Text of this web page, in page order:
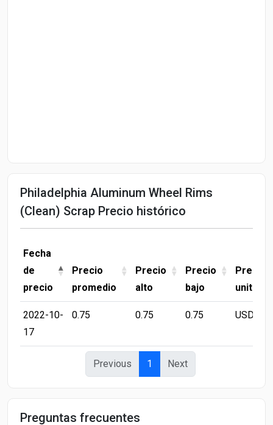
Philadelphia Aluminum Wheel Rims
(Clean) Scrap Precio histórico
Fecha
de
precio
Precio
promedio
Precio
alto
Precio
bajo
Precio
unitario
2022-10-
17
0.75 0.75 0.75 USD/LB
Previous 1 Next
Preguntas frecuentes